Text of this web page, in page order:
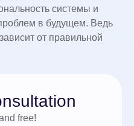
системы и
в будущем. Ведь
от правильной
free!